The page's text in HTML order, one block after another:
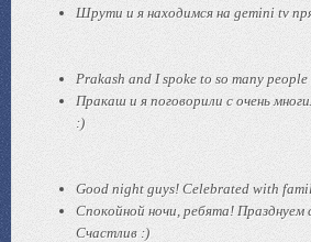
Шрути и я находимся на gemini tv
Prakash and I spoke to so many
Пракаш и я поговорили с очень
:)
Good night guys! Celebrated with
Спокойной ночи, ребята! Празднуем
Счастлив :)